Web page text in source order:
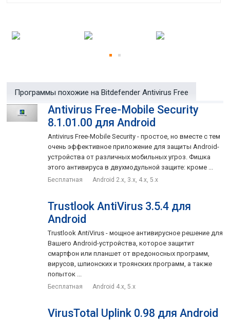
технологиях компании Bitdefender. Этот антивирус
приложениях. Удобство данного антивируса состоит в том,
что вам не нужно что-либо настраивать - установили и
пользуетесь.
выявление вредоносного ПО на своем устройстве, в том
числе и флеш-накопителе (если имеется). Делается это
очень просто - нажмите на большую кнопку на экране со
словом "SCAN". Учитывая, что этот антивирус очень легкий,
проделанной работе. Если найдены вирусы, то
незамедлительно приступите к лечению вашего девайса:
тут тоже сложностей не возникнет - жмите "Remove" для
каждой угрозы.
Интерфейс приложения минималистичен, из опций
сканирования съемного накопителя. А вот функция
умолчанию всегда включена и не регулируется, что
Программы похожие на Bitdefender Antivirus Free
Antivirus Free-Mobile Security
8.1.01.00 для Android
Antivirus Free-Mobile Security - простое, но вместе с тем
очень эффективное приложение для защиты Android-
устройства от различных мобильных угроз. Фишка
этого антивируса в двухмодульной защите: кроме ...
Бесплатная Android 2.x, 3.x, 4.x, 5.x
Trustlook AntiVirus 3.5.4 для
Android
Trustlook AntiVirus - мощное антивирусное решение для
Вашего Android-устройства, которое защитит
смартфон или планшет от вредоносных программ,
вирусов, шпионских и троянских программ, а также
попыток ...
Бесплатная Android 4.x, 5.x
VirusTotal Uplink 0.98 для Android